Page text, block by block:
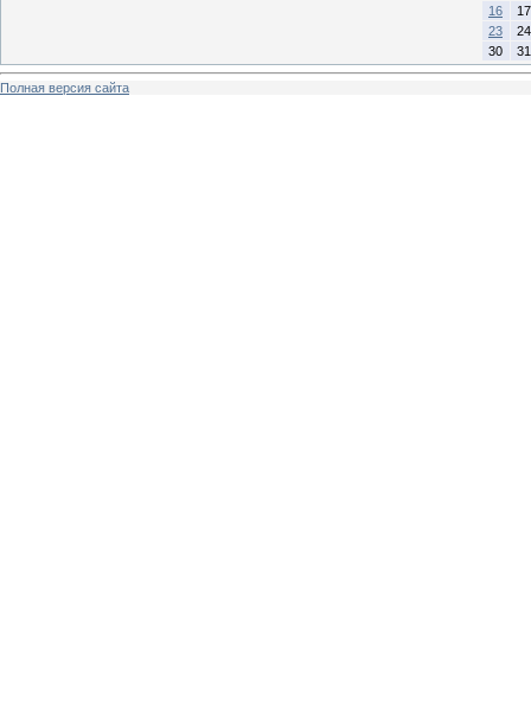
16
17
23
24
30
31
Полная версия сайта